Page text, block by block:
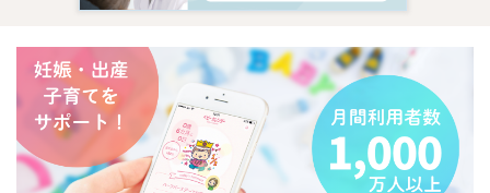
スポンジ自体が湿ったままになりやすいので、「分けること」
ただし、赤ちゃんに下痢や嘔吐がある時、家族に胃腸炎などの
感染症がある時、生肉や魚の汁がついたものを扱った後など
は、その時だけ少し丁寧に分けて洗うと安心です。
人それぞれ「気になるライン」は違います。